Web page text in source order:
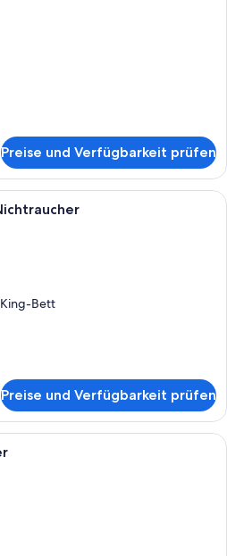
Preise und Verfügbarkeit prüfen
Ein Hotelzimmer mit zwei Betten,
Bett
Preise und Verfügbarkeit prüfen
Ein Hotelzimmer mit einem